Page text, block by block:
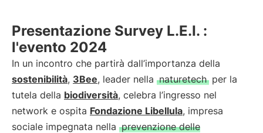
Presentazione Survey L.E.I. :
l'evento 2024
In un incontro che partirà dall’importanza della
sostenibilità, 3Bee, leader nella naturetech per la
tutela della biodiversità, celebra l’ingresso nel
network e ospita Fondazione Libellula, impresa
sociale impegnata nella prevenzione delle